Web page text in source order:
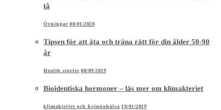
tå
Övningar 08/01/2020
Tipsen för att äta och träna rätt för din ålder 50-90
år
Health stories 08/09/2019
Bioidentiska hormoner – läs mer om klimakteriet
klimakteriet och kvinnohälsa 19/01/2019